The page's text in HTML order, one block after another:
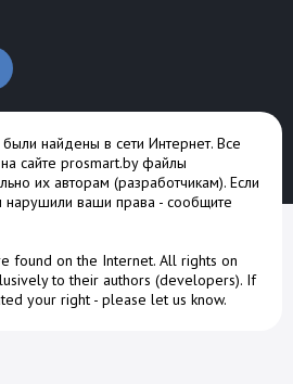
найдены в сети Интернет. Все
сайте prosmart.by файлы
их авторам (разработчикам). Если
ваши права - сообщите
found on the Internet. All rights on
to their authors (developers). If
your right - please let us know.